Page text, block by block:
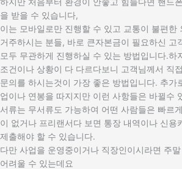
을 받을 수 있습니다,
이는 모바일로만 진행할 수 있고 교통이 불편한
거주하시는 분들, 바로 큰자본금이 필요하신 고
모두 무관하게 진행하실 수 있는 방법입니다.하
조건이나 상황이 다 다르다보니 고객님께서 직
문의를 하시는것이 가장 좋은 방법입니다. 추가
업이나 연봉을 따지지만 이런 사항들은 바뀔수
서류는 무서류도 가능하여 어떤 사람들은 빠르
이 없거나 프리랜서다 보면 통장 내역이나 신용
제출해야 할 수 있습니다.
다만 사업을 운영중이거나 직장인이시라면 주
어려울 수 있는데요